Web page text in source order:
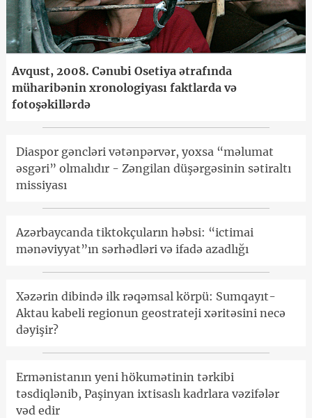
Avqust, 2008. Cənubi Osetiya ətrafında
müharibənin xronologiyası faktlarda və
fotoşəkillərdə
Diaspor gəncləri vətənpərvər, yoxsa “məlumat
əsgəri” olmalıdır - Zəngilan düşərgəsinin sətiraltı
missiyası
Azərbaycanda tiktokçuların həbsi: “ictimai
mənəviyyat”ın sərhədləri və ifadə azadlığı
Xəzərin dibində ilk rəqəmsal körpü: Sumqayıt-
Aktau kabeli regionun geostrateji xəritəsini necə
dəyişir?
Ermənistanın yeni hökumətinin tərkibi
təsdiqlənib, Paşinyan ixtisaslı kadrlara vəzifələr
vəd edir